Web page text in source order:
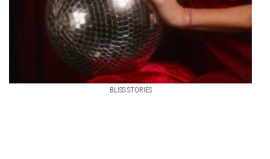
BLISS STORIES